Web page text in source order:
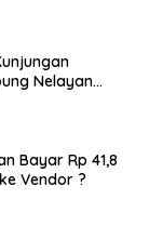
Nelayan
Bayar Rp 41,8
Vendor ?